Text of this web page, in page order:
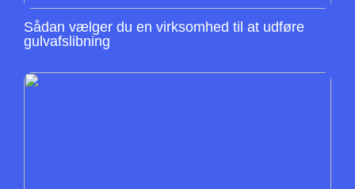
Sådan vælger du en virksomhed til at udføre
gulvafslibning